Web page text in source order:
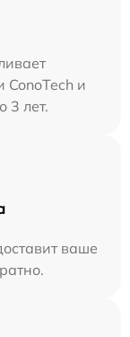
ConoTech и
3 лет.
ваше